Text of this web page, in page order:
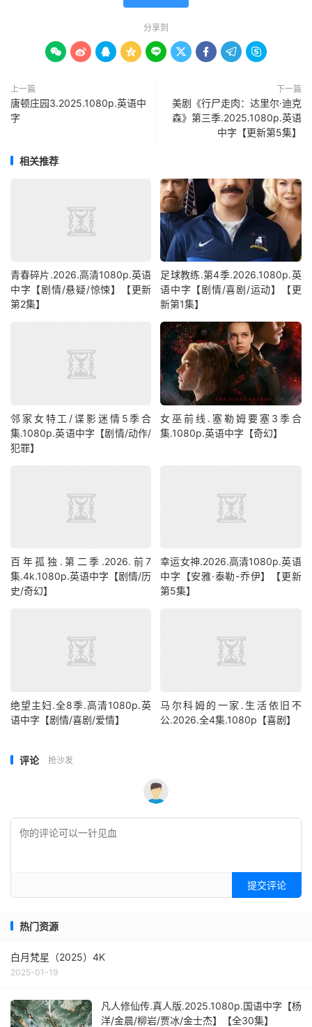
分享到
        
上一篇
唐顿庄园3.2025.1080p.英语中
字
下一篇
美剧《行尸走肉：达里尔·迪克
森》第三季.2025.1080p.英语
中字【更新第5集】
相关推荐
青春碎片.2026.高清1080p.英语
中字【剧情/悬疑/惊悚】【更新
第2集】
足球教练.第4季.2026.1080p.英
语中字【剧情/喜剧/运动】【更
新第1集】
邻家女特工/谍影迷情5季合
集.1080p.英语中字【剧情/动作/
犯罪】
女巫前线.塞勒姆要塞3季合
集.1080p.英语中字【奇幻】
百年孤独.第二季.2026.前7
集.4k.1080p.英语中字【剧情/历
史/奇幻】
幸运女神.2026.高清1080p.英语
中字【安雅·泰勒-乔伊】【更新
第5集】
绝望主妇.全8季.高清1080p.英
语中字【剧情/喜剧/爱情】
马尔科姆的一家.生活依旧不
公.2026.全4集.1080p【喜剧】
评论 抢沙发
提交评论
热门资源
白月梵星（2025）4K
2025-01-19
凡人修仙传.真人版.2025.1080p.国语中字【杨
洋/金晨/柳岩/贾冰/金士杰】【全30集】